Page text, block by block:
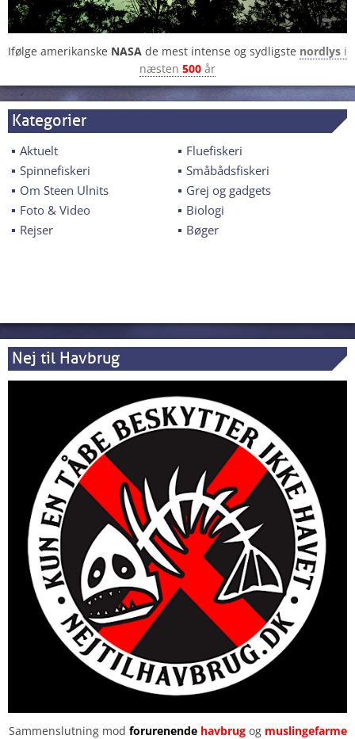
Ifølge amerikanske NASA de mest intense og sydligste nordlys i
næsten 500 år
Kategorier
Aktuelt
Fluefiskeri
Spinnefiskeri
Småbådsfiskeri
Om Steen Ulnits
Grej og gadgets
Foto & Video
Biologi
Rejser
Bøger
Nej til Havbrug
Sammenslutning mod forurenendehavbrugog muslingefarme